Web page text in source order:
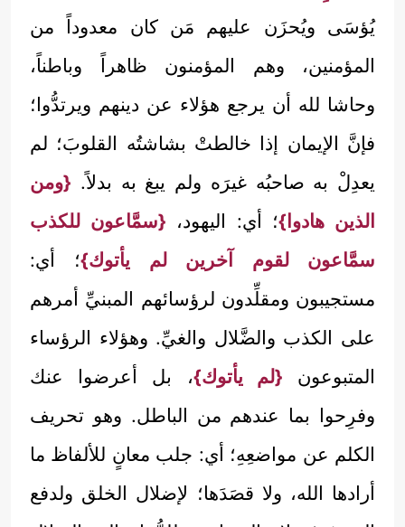
يُؤسَى ويُحزَن عليهم مَن كان معدوداً من
المؤمنين، وهم المؤمنون ظاهراً وباطناً،
وحاشا لله أن يرجع هؤلاء عن دينهم ويرتدُّوا؛
فإنَّ الإيمان إذا خالطتْ بشاشتُه القلوبَ؛ لم
يعدِلْ به صاحبُه غيرَه ولم يبغ به بدلاً. {ومن
الذين هادوا}؛ أي: اليهود، {سمَّاعون للكذب
سمَّاعون لقوم آخرين لم يأتوك}؛ أي:
مستجيبون ومقلِّدون لرؤسائهم المبنيِّ أمرهم
على الكذب والضَّلال والغيِّ. وهؤلاء الرؤساء
المتبوعون {لم يأتوك}، بل أعرضوا عنك
وفرِحوا بما عندهم من الباطل. وهو تحريف
الكلم عن مواضعِهِ؛ أي: جلب معانٍ للألفاظ ما
أرادها الله، ولا قصَدَها؛ لإضلال الخلق ولدفع